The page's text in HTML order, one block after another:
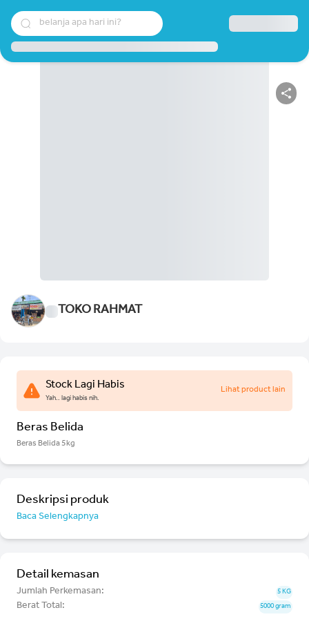
belanja apa hari ini?
TOKO RAHMAT
Stock Lagi Habis
Yah.. lagi habis nih.
Lihat product lain
Beras Belida
Beras Belida 5kg
Deskripsi produk
Baca Selengkapnya
Detail kemasan
Jumlah Perkemasan: 5 KG
Berat Total: 5000 gram